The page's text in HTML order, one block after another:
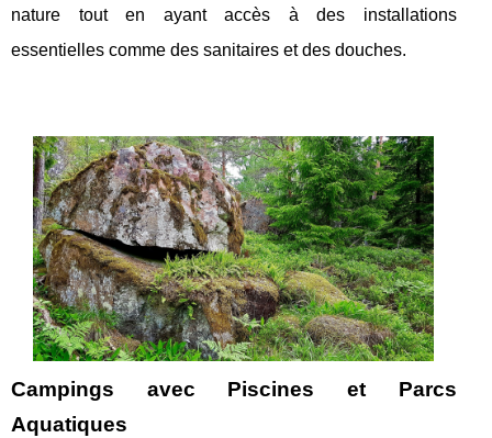
nature tout en ayant accès à des installations
essentielles comme des sanitaires et des douches.
Campings avec Piscines et Parcs
Aquatiques